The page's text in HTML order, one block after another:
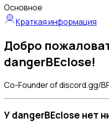
Основное
Краткая информация
Добро
dangerBEclose!
Co-Founder of discord.gg/
У dangerBEclose нет